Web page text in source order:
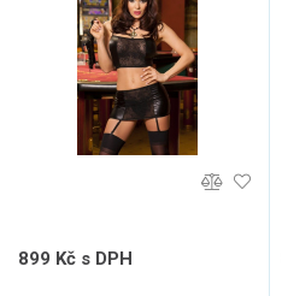
899 Kč s DPH